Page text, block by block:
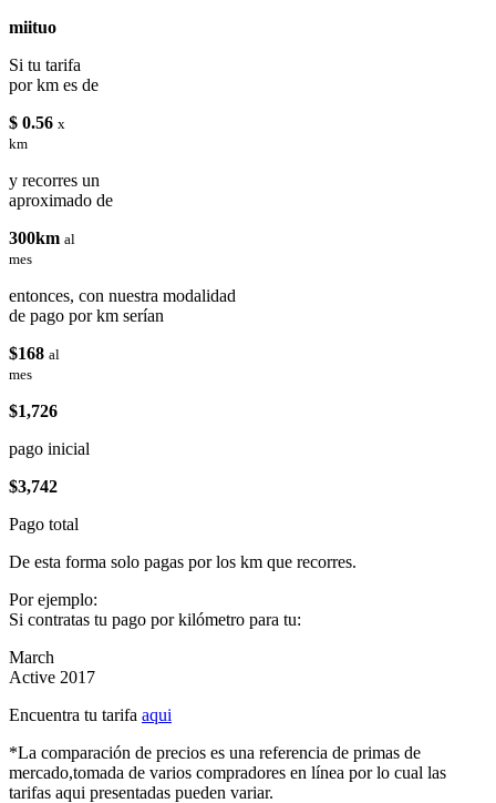
miituo
Si tu tarifa
por km es de
$ 0.56 x
km
y recorres un
aproximado de
300km al
mes
entonces, con nuestra modalidad
de pago por km serían
$168 al
mes
$1,726
pago inicial
$3,742
Pago total
De esta forma solo pagas por los km que recorres.
Por ejemplo:
Si contratas tu pago por kilómetro para tu:
March
Active 2017
Encuentra tu tarifa aqui
*La comparación de precios es una referencia de primas de
mercado,tomada de varios compradores en línea por lo cual las
tarifas aqui presentadas pueden variar.